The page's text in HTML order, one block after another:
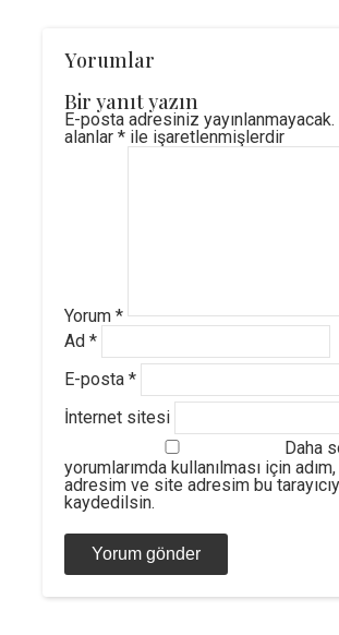
Yorumlar
Bir yanıt yazın
E-posta adresiniz yayınlanmayacak.
alanlar *ile işaretlenmişlerdir
Yorum *
Ad *
E-posta *
İnternet sitesi
Daha
yorumlarımda kullanılması için
adresim ve site adresim bu
kaydedilsin.